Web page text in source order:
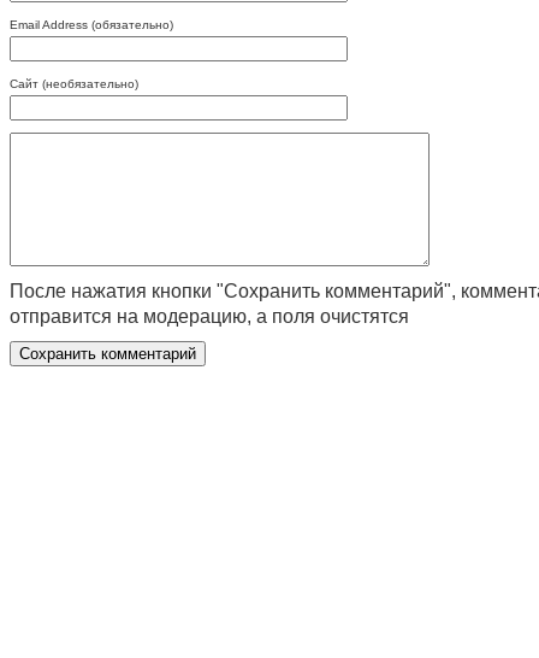
Email Address (обязательно)
Сайт (необязательно)
После нажатия кнопки "Сохранить комментарий",
отправится на модерацию, а поля очистятся